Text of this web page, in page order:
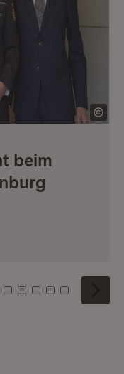
beim
6 7 8
Kachel: 9
Zu Kachel: 10
Zu Kachel: 11
Zu Kachel: 12
Zu Kachel:
Zu